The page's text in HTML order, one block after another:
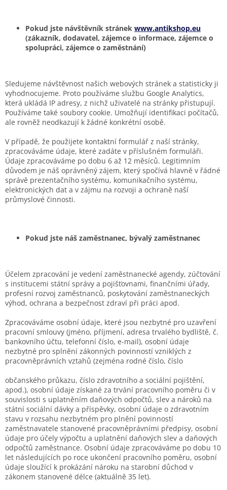
Pokud jste návštěvník stránek www.antikshop.eu
(zákazník, dodavatel, zájemce o informace, zájemce o
spolupráci, zájemce o zaměstnání)
Sledujeme návštěvnost našich webových stránek a statisticky ji
vyhodnocujeme. Proto používáme službu Google Analytics,
která ukládá IP adresy, z nichž uživatelé na stránky přistupují.
Používáme také soubory cookie. Umožňují identifikaci počítačů,
ale rovněž neodkazují k žádné konkrétní osobě.
V případě, že použijete kontaktní formulář z naší stránky,
zpracováváme údaje, které zadáte v příslušném formuláři.
Údaje zpracováváme po dobu 6 až 12 měsíců. Legitimním
důvodem je náš oprávněný zájem, který spočívá hlavně v řádné
správě prezentačního systému, komunikačního systému,
elektronických dat a v zájmu na rozvoji a ochraně naší
průmyslové činnosti.
Pokud jste náš zaměstnanec, bývalý zaměstnanec
Účelem zpracování je vedení zaměstnanecké agendy, zúčtování
s institucemi státní správy a pojišťovnami, finančními úřady,
profesní rozvoj zaměstnanců, poskytování zaměstnaneckých
výhod, ochrana a bezpečnost zdraví při práci apod.
Zpracováváme osobní údaje, které jsou nezbytné pro uzavření
pracovní smlouvy (jméno, příjmení, adresa trvalého bydliště, č.
bankovního účtu, telefonní číslo, e-mail), osobní údaje
nezbytné pro splnění zákonných povinností vzniklých z
pracovněprávních vztahů (zejména rodné číslo, číslo
občanského průkazu, číslo zdravotního a sociální pojištění,
apod.), osobní údaje získané za trvání pracovního poměru či v
souvislosti s uplatněním daňových odpočtů, slev a nároků na
státní sociální dávky a příspěvky, osobní údaje o zdravotním
stavu v rozsahu nezbytném pro plnění povinností
zaměstnavatele stanovené pracovněprávními předpisy, osobní
údaje pro účely výpočtu a uplatnění daňových slev a daňových
odpočtů zaměstnance. Osobní údaje zpracováváme po dobu 10
let následujících po roce ukončení pracovního poměru, osobní
údaje sloužící k prokázání nároku na starobní důchod v
zákonem stanovené délce (aktuálně 35 let).